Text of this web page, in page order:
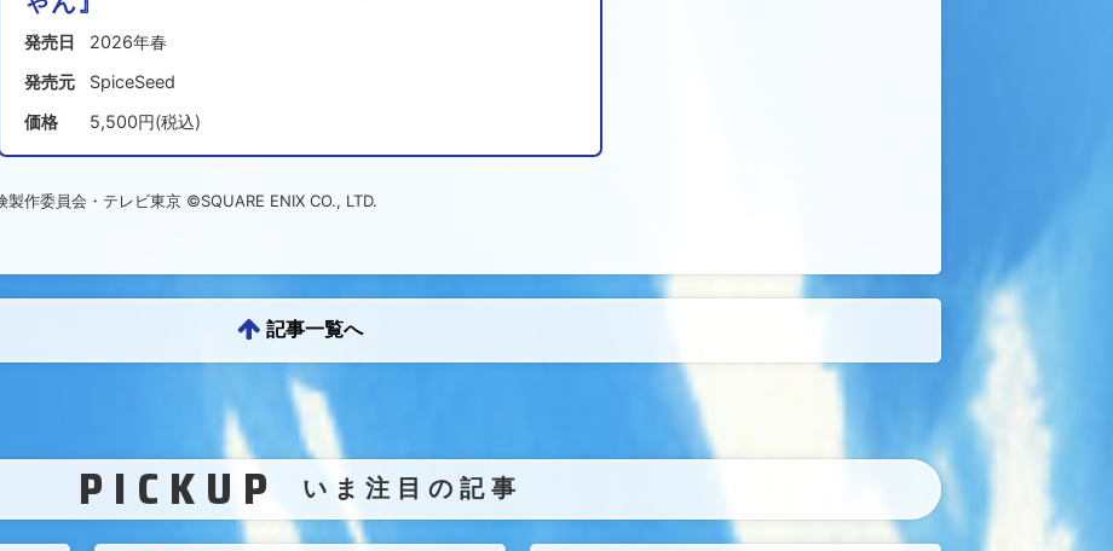
発売日
2026年春
発売元
SpiceSeed
価格
5,500円(税込)
作委員会・テレビ東京 ©SQUARE ENIX CO., LTD.
記事一覧へ
PICKUP （
いま注目の記事
）